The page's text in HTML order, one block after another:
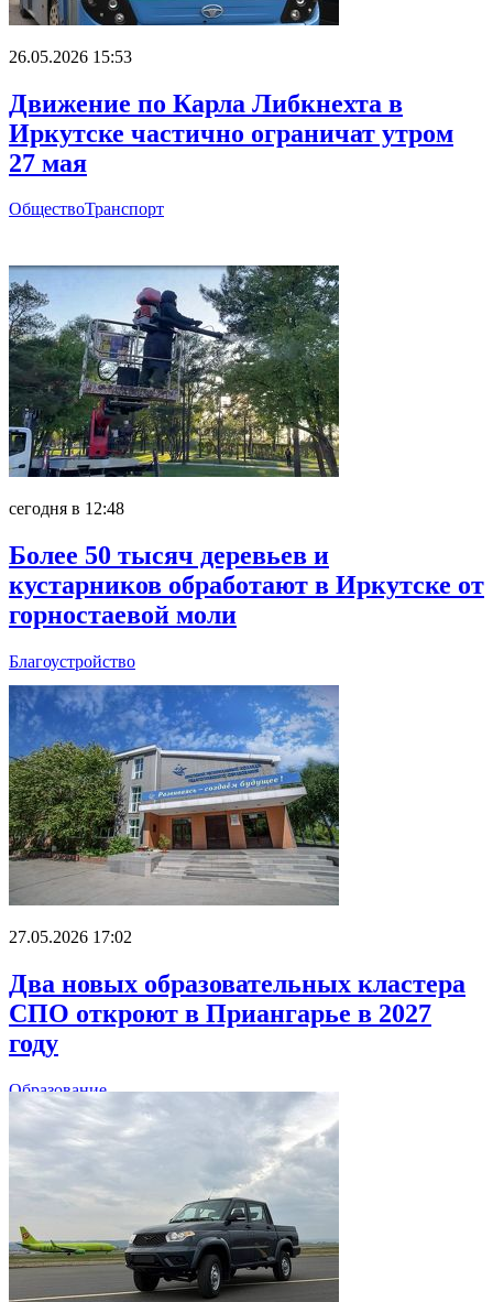
26.05.2026 15:53
Движение по Карла Либкнехта в
Иркутске частично ограничат утром
27 мая
ОбществоТранспорт
сегодня в 12:48
Более 50 тысяч деревьев и
кустарников обработают в Иркутске от
горностаевой моли
Благоустройство
27.05.2026 17:02
Два новых образовательных кластера
СПО откроют в Приангарье в 2027
году
Образование